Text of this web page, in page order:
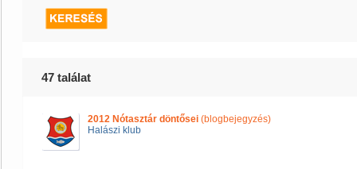
47 találat
2012 Nótasztár döntősei (blogbejegyzés)
Halászi klub